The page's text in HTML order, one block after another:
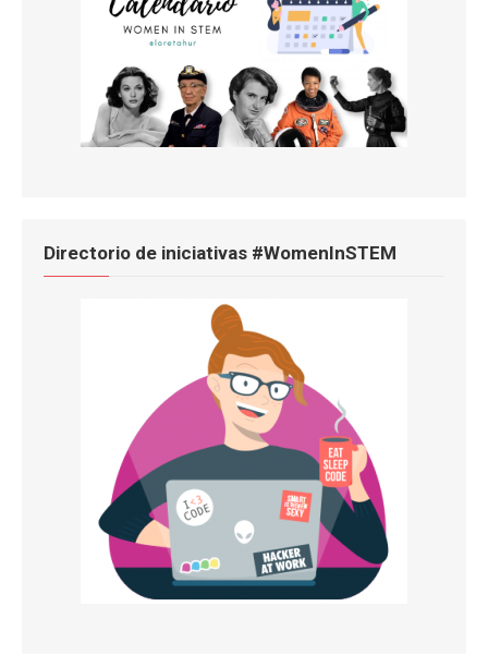
Directorio de iniciativas #WomenInSTEM